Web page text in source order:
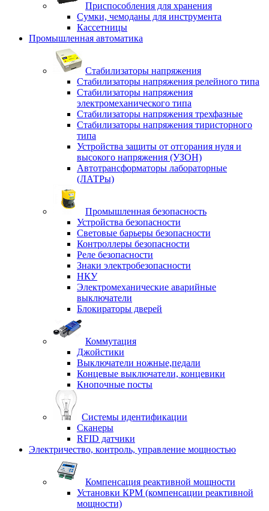
Приспособления для хранения
Сумки, чемоданы для инструмента
Кассетницы
Промышленная автоматика
Стабилизаторы напряжения
Стабилизаторы напряжения релейного типа
Стабилизаторы напряжения
электромеханического типа
Стабилизаторы напряжения трехфазные
Стабилизаторы напряжения тиристорного
типа
Устройства защиты от отгорания нуля и
высокого напряжения (УЗОН)
Автотрансформаторы лабораторные
(ЛАТРы)
Промышленная безопасность
Устройства безопасности
Световые барьеры безопасности
Контроллеры безопасности
Реле безопасности
Знаки электробезопасности
НКУ
Электромеханические аварийные
выключатели
Блокираторы дверей
Коммутация
Джойстики
Выключатели ножные,педали
Концевые выключатели, концевики
Кнопочные посты
Системы идентификации
Сканеры
RFID датчики
Электричество, контроль, управление мощностью
Компенсация реактивной мощности
Установки КРМ (компенсации реактивной
мощности)